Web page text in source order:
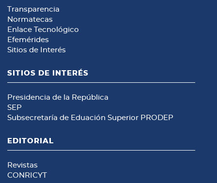
Transparencia
Normatecas
Enlace Tecnológico
Efemérides
Sitios de Interés
SITIOS DE INTERÉS
Presidencia de la República
SEP
Subsecretaría de Eduación Superior PRODEP
EDITORIAL
Revistas
CONRICYT